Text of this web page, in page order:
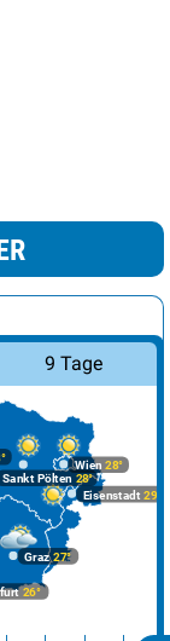
9 Tage
Graz27°
26°
Wien 28°
Eisenstadt 29°
Sankt Pölten 28°